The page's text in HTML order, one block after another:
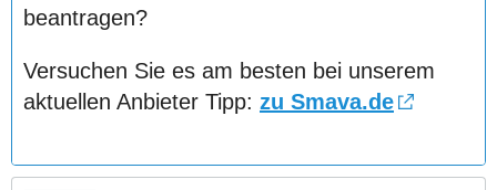
beantragen?
Versuchen Sie es am besten bei unserem
aktuellen Anbieter Tipp: zu Smava.de